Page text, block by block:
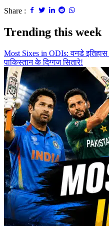
Share :
Trending this week
Most Sixes in ODIs: वनडे
पाकिस्तान के दिग्गज सितारे!